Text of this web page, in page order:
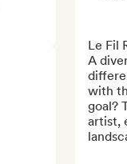
Le Fil
A
with
goal?
artist,